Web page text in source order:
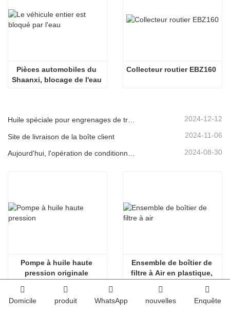
Pièces automobiles du
Shaanxi, blocage de l'eau
Collecteur routier EBZ160
Huile spéciale pour engrenages de transmission pour véhicules à énergies nouvelles 2024-12-12
Site de livraison de la boîte client 2024-11-06
2024-08-30
Pompe à huile haute
pression originale
HOWO Steyr, pompe
Diesel
Ensemble de boîtier de
filtre à Air en plastique,
libéré, accessoires de
semi-remorque de
Domicile produit WhatsApp nouvelles Enquête